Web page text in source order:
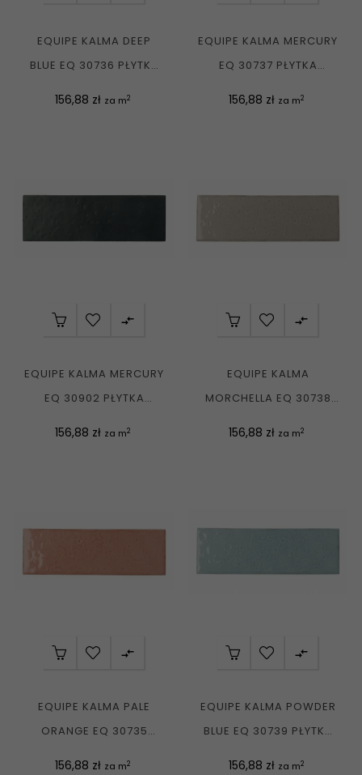
EQUIPE KALMA DEEP
BLUE EQ 30736 PŁYTKA
Cena
156,88 zł za m2
EQUIPE KALMA MERCURY
EQ 30737 PŁYTKA
Cena
156,88 zł za m2

EQUIPE KALMA MERCURY
EQ 30902 PŁYTKA
Cena
156,88 zł za m2

EQUIPE KALMA
MORCHELLA EQ 30738
Cena
156,88 zł za m2

EQUIPE KALMA PALE
ORANGE EQ 30735
Cena
156,88 zł za m2

EQUIPE KALMA POWDER
BLUE EQ 30739 PŁYTKA
Cena
156,88 zł za m2